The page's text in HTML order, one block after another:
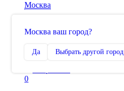
Москва
Москва ваш город?
Да Выбрать другой город
Сравнение
0